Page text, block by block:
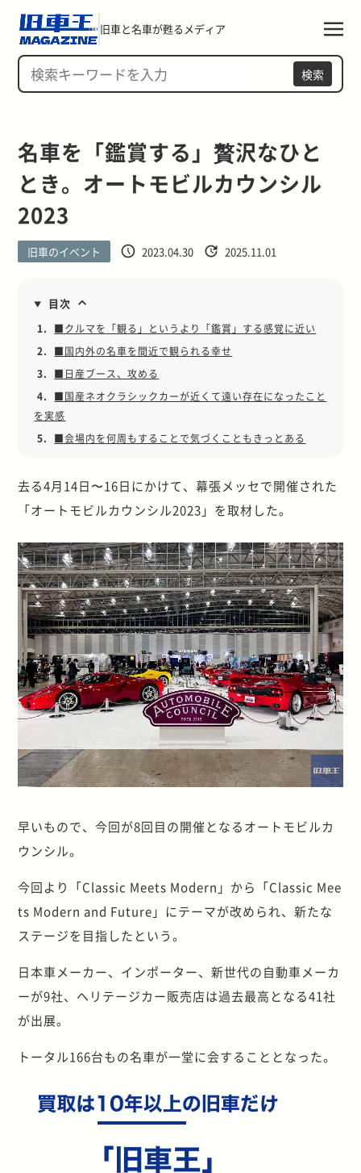
旧車と名車が甦るメディア
検索
名車を「鑑賞する」贅沢なひと
とき。オートモビルカウンシル
2023
旧車のイベント 2023.04.30 2025.11.01
目次
1.
■クルマを「観る」というより「鑑賞」する感覚に近い
2.
■国内外の名車を間近で観られる幸せ
3.
■日産ブース、攻める
4.
■国産ネオクラシックカーが近くて遠い存在になったこと
を実感
5.
■会場内を何周もすることで気づくこともきっとある
去る4月14日〜16日にかけて、幕張メッセで開催された
「オートモビルカウンシル2023」を取材した。
早いもので、今回が8回目の開催となるオートモビルカ
ウンシル。
今回より「Classic Meets Modern」から「Classic Mee
ts Modern and Future」にテーマが改められ、新たな
ステージを目指したという。
日本車メーカー、インポーター、新世代の自動車メーカ
ーが9社、ヘリテージカー販売店は過去最高となる41社
が出展。
トータル166台もの名車が一堂に会することとなった。